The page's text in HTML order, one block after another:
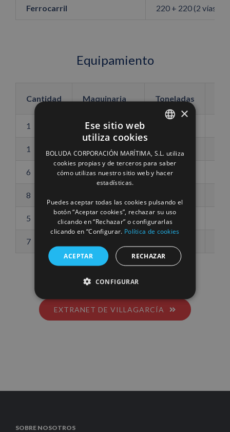
Ferrocarril 220 + 220 (2 vías
Equipamiento
Cantidad Maquinaria Toneladas
1 Grúa Panamax
1 Grúa Panamax 35
6 Reach Stacker 42
8
5 Carretillas 2/3/5
7
EXTRANET DE VILLAGARCÍA
SOBRE NOSOTROS
ENGLISH
FRENCH
×
Ese sitio web
utiliza cookies
BOLUDA CORPORACIÓN MARÍTIMA, S.L. utiliza
cookies propias y de terceros para saber
cómo utilizas nuestro sitio web y hacer
estadísticas.
Puedes aceptar todas las cookies pulsando el
botón “Aceptar cookies”, rechazar su uso
clicando en “Rechazar” o configurarlas
clicando en “Configurar. Política de cookies
ACEPTAR RECHAZAR
CONFIGURAR